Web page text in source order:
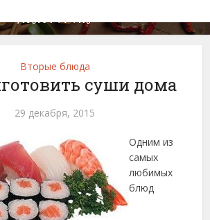
Вторые блюда
суши дома
29 декабря, 2015
Одним из
самых
любимых
блюд